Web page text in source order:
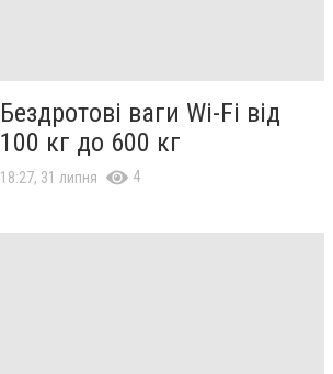
Бездротові ваги Wi-Fi від
100 кг до 600 кг
18:27, 31 липня 4